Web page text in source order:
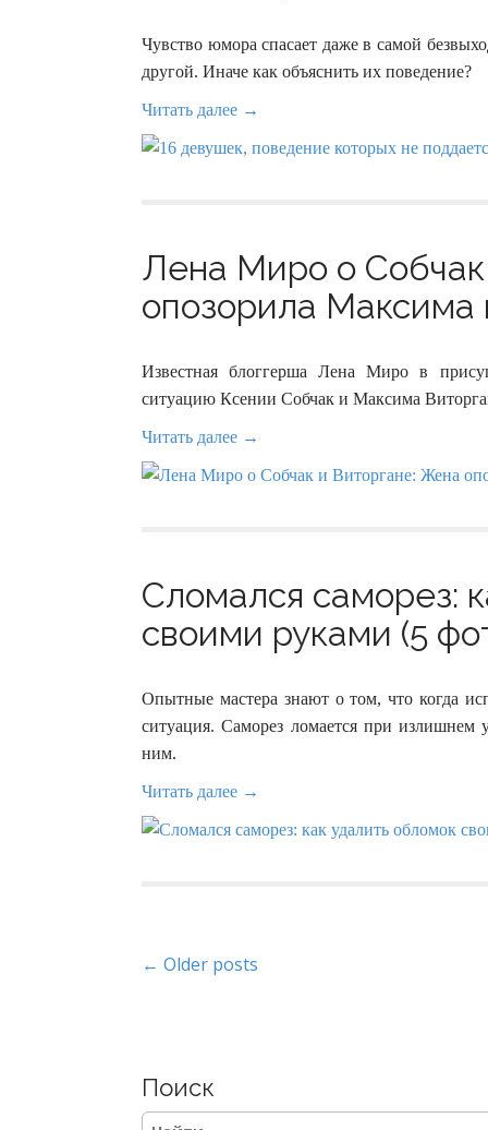
Чувство юмора спасает даже в самой
другой. Иначе как объяснить их поведение?
Читать далее →
Лена Миро о
опозорила Максима
Известная блоггерша Лена Миро в
ситуацию Ксении Собчак и Максима
Читать далее →
Сломался саморез:
своими руками (5
Опытные мастера знают о том, что когда
ситуация. Саморез ломается при излишнем
ним.
Читать далее →
P
t
← Older posts
Поиск
S